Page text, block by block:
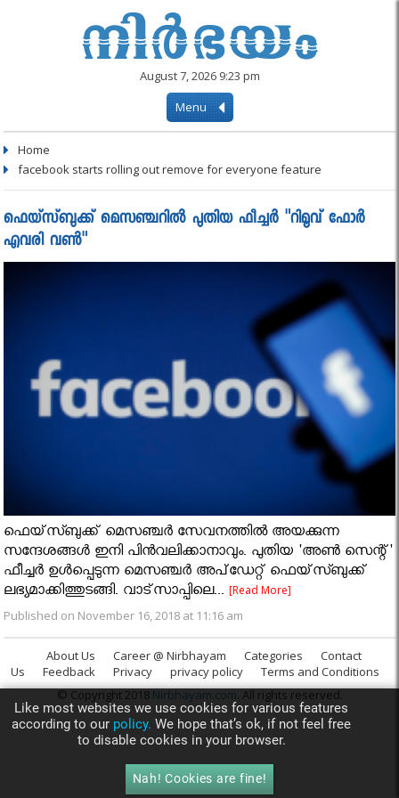
August 7, 2026 9:23 pm
Menu
Home
facebook starts rolling out remove for everyone feature
ഫെയ്സ്ബുക്ക് മെസഞ്ചറിൽ പുതിയ ഫീച്ചർ "റിമൂവ് ഫോർ
എവരി വൺ"
ഫെയ്‌സ്ബുക്ക് മെസഞ്ചര്‍ സേവനത്തില്‍ അയക്കുന്ന
സന്ദേശങ്ങള്‍ ഇനി പിന്‍വലിക്കാനാവും. പുതിയ 'അണ്‍ സെന്റ്'
ഫീച്ചര്‍ ഉള്‍പ്പെടുന്ന മെസഞ്ചര്‍ അപ്‌ഡേറ്റ് ഫെയ്‌സ്ബുക്ക്
ലഭ്യമാക്കിത്തുടങ്ങി. വാട്‌സാപ്പിലെ...[Read More]
Published on November 16, 2018 at 11:16 am
About Us Career @ Nirbhayam Categories
Contact
Us
Feedback Privacy privacy policy
Terms and Conditions
© Copyright 2018 Nirbhayam.com. All rights reserved.
Like most websites we use cookies for various features
according to our policy. We hope that’s ok, if not feel free
to disable cookies in your browser.
Nah! Cookies are fine!